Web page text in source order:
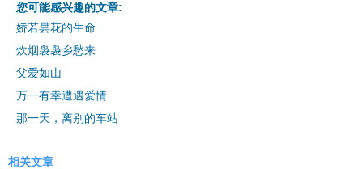
您可能感兴趣的文章:
娇若昙花的生命
炊烟袅袅乡愁来
父爱如山
万一有幸遭遇爱情
那一天，离别的车站
相关文章